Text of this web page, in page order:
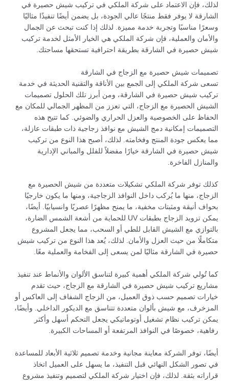
لذلك، فإن الاعتماد على شركة الملكي في تركيب شيش حصيرة في
الشارقة لا يوفر فقط منتجًا عالي الجودة، بل يضمن أيضًا تنفيذًا مثاليًا
وسعرًا مناسبًا وتجربة خدمة مميزة. لذلك إذا كنت تبحث عن الجمال
والأمان والعملية، فإن شركة الملكي هي الخيار الأمثل لخدمة تركيب
شيش حصيرة في الشارقة بطريقة احترافية تستحقها مساحتك.
تصميمات شيش حصيرة مع الزجاج في الشارقة
تسعى شركة الملكي إلى الجمع بين الأناقة والتقنية الحديثة في خدمة
تركيب شيش حصيرة في الشارقة، ومن أبرز تلك الحلول تصميمات
الشيش الحصيرة مع الزجاج، التي تعزز من المظهر الجمالي للمكان مع
الحفاظ على الخصوصية والعزل الحراري والضوئي. كما تتيح هذه
التصميمات إمكانية دمج الشيش مع نوافذ زجاجية ذات طبقات عازلة،
مما يعكس جودة المنتج وفخامته. لذلك، أصبح هذا النوع من تركيب
شيش حصيرة في الشارقة خيارًا مفضلاً للفلل والمباني الإدارية
والمنازل الفاخرة.
كذلك توفر شركة الملكي تشكيلات متعددة من شيش الحصيرة مع
الزجاج، منها ما يُركب داخل النوافذ الزجاجية، ومنها ما يكون خارجيًا
بحواف أنيقة ومثبتات مخفية، ما يمنح مظهرًا عصريًا وانسيابيًا. أيضًا،
يمكن تزويد الزجاج بطبقات UV للحماية من أشعة الشمس الضارة،
بالتوازي مع الشيش القابل للطي أو السحب، مما يجعل المشروع
متكاملًا من حيث العزل والأمان. لذلك، يُعد هذا النوع من تركيب شيش
حصيرة في الشارقة مثاليًا لمن يسعى إلى الفخامة والعملية معًا.
كما تُولي شركة الملكي أهمية كبيرة لتناسق الألوان والأنماط عند تنفيذ
مشاريع تركيب شيش حصيرة في الشارقة مع الزجاج، حيث تقدم
خيارات تصميم حسب ذوق العميل، من الزجاج الشفاف إلى العاكس أو
المزخرف، مع شيش بألوان متعددة تتناسق مع الديكور الداخلي. وأيضًا،
يمكن تركيب نظام تشغيل أوتوماتيكي يجعل التحكم أسهل وأكثر
رفاهية، خصوصًا في النوافذ المرتفعة أو المساحات الكبيرة.
أيضًا، توفر الشركة معاينة مجانية وخدمة تصميم ثلاثية الأبعاد للمساعدة
في تصور الشكل النهائي قبل التنفيذ، ما يسهل على العميل اتخاذ
قراراته بثقة. لذلك، فإن اختيار شركة الملكي لتصميم وتنفيذ مشروع